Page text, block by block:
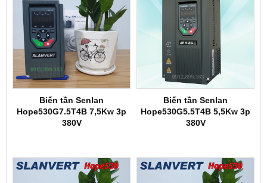
Biến tần Senlan
Hope530G7.5T4B 7,5Kw 3p
380V
Biến tần Senlan
Hope530G5.5T4B 5,5Kw 3p
380V